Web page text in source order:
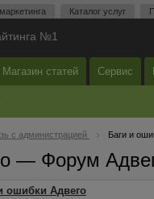
Каталог услуг
№1
Магазин статей Сервис
с администрацией Баги и
— Форум
ошибки Адвего